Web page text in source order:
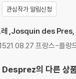
관심작가 알림신청
레 ,Josquin des
프랑스-플랑드
의 다른 상